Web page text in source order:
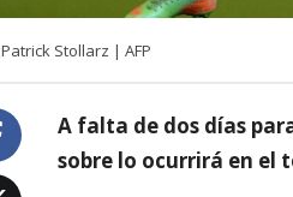
Patrick Stollarz | AFP
A falta de dos días
sobre lo ocurrirá en el